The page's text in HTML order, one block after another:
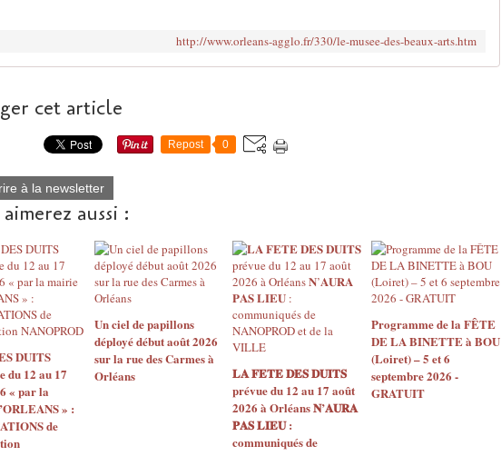
http://www.orleans-agglo.fr/330/le-musee-des-beaux-arts.htm
cet article
Repost 0
à la newsletter
aussi :
DUITS
du 12 au 17
« par la
» :
de
Un ciel de papillons
déployé début août 2026
sur la rue des Carmes à
Orléans
𝐋𝐀 𝐅𝐄𝐓𝐄 𝐃𝐄𝐒 𝐃𝐔𝐈𝐓𝐒
prévue du 12 au 17 août
2026 à Orléans 𝐍’𝐀𝐔𝐑𝐀
𝐏𝐀𝐒 𝐋𝐈𝐄𝐔 :
communiqués de
Programme de la FÊTE
DE LA BINETTE à BOU
(Loiret) – 5 et 6
septembre 2026 -
GRATUIT